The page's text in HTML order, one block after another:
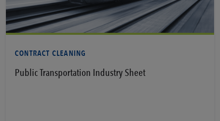
CONTRACT CLEANING
Public Transportation Industry Sheet
Vedi PDF